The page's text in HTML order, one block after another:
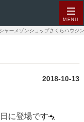
MENU
ャーメゾンショップさくらハウジ
2018-10-13
に登場です